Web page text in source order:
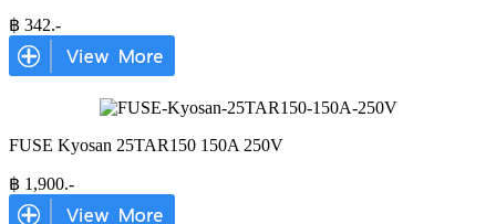
฿ 342.-
FUSE Kyosan 25TAR150 150A 250V
฿ 1,900.-